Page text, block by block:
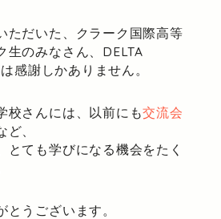
ただいた、クラーク国際高等
生のみなさん、DELTA
感謝しかありません。
校さんには、以前にも交流会
、
とても学びになる機会をたく
うございます。